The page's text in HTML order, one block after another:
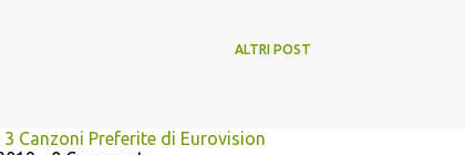
ALTRI POST
3 Canzoni Preferite di Eurovision